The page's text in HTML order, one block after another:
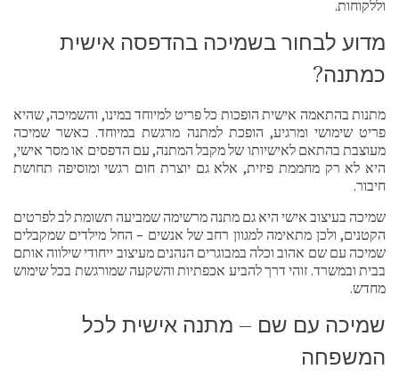
וללקוחות.
מדוע לבחור בשמיכה בהדפסה אישית
כמתנה?
מתנות בהתאמה אישית הופכות כל פריט למיוחד במינו, והשמיכה, שהיא
פריט שימושי ומרגיע, הופכת למתנה מרגשת במיוחד. כאשר שמיכה
מעוצבת בהתאם לאישיותו של מקבל המתנה, עם הדפסים או מסר אישי,
היא לא רק מחממת פיזית, אלא גם יוצרת חום רגשי ומוסיפה תחושת
חיבור.
שמיכה בעיצוב אישי היא גם מתנה מרשימה שמביעה תשומת לב לפרטים
הקטנים, ולכן מתאימה למגוון רחב של אנשים – החל מילדים שמקבלים
שמיכה עם שם אהוב וכלה במבוגרים הנהנים מעיצוב ייחודי שילווה אותם
בבית ובמשרד. זוהי דרך להביע אכפתיות והשקעה שמורגשת בכל שימוש
מחדש.
שמיכה עם שם – מתנה אישית לכל
המשפחה